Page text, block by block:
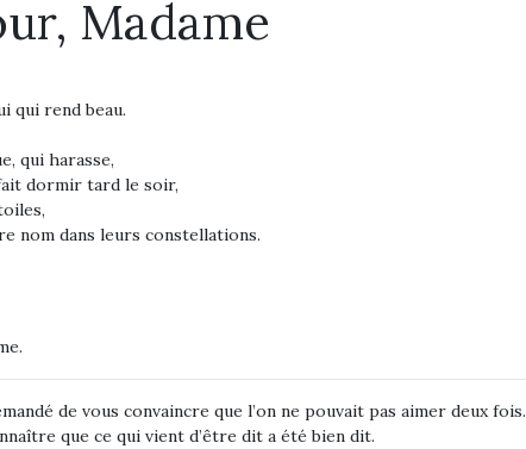
Madame
qui rend beau.
qui harasse,
dormir tard le soir,
nom dans leurs constellations.
de vous convaincre que l’on ne pouvait pas aimer deux fois.
que ce qui vient d’être dit a été bien dit.